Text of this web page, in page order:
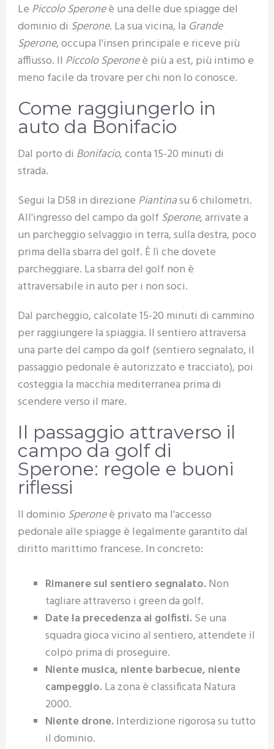
Le Piccolo Speroneè una delle due spiagge del
dominio di Sperone. La sua vicina, la Grande
Sperone, occupa l'insen principale e riceve più
afflusso. Il Piccolo Speroneè più a est, più intimo e
meno facile da trovare per chi non lo conosce.
Come raggiungerlo in
auto da Bonifacio
Dal porto di Bonifacio, conta 15-20 minuti di
strada.
Segui la D58 in direzione Piantinasu 6 chilometri.
All'ingresso del campo da golf Sperone, arrivate a
un parcheggio selvaggio in terra, sulla destra, poco
prima della sbarra del golf. È lì che dovete
parcheggiare. La sbarra del golf non è
attraversabile in auto per i non soci.
Dal parcheggio, calcolate 15-20 minuti di cammino
per raggiungere la spiaggia. Il sentiero attraversa
una parte del campo da golf (sentiero segnalato, il
passaggio pedonale è autorizzato e tracciato), poi
costeggia la macchia mediterranea prima di
scendere verso il mare.
Il passaggio attraverso il
campo da golf di
Sperone: regole e buoni
riflessi
Il dominio Speroneè privato ma l'accesso
pedonale alle spiagge è legalmente garantito dal
diritto marittimo francese. In concreto:
Rimanere sul sentiero segnalato.Non
tagliare attraverso i green da golf.
Date la precedenza ai golfisti.Se una
squadra gioca vicino al sentiero, attendete il
colpo prima di proseguire.
Niente musica, niente barbecue, niente
campeggio.La zona è classificata Natura
2000.
Niente drone.Interdizione rigorosa su tutto
il dominio.